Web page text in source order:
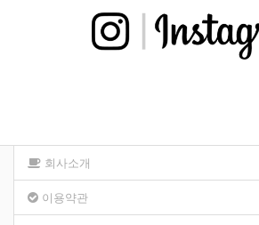
회사소개
이용약관